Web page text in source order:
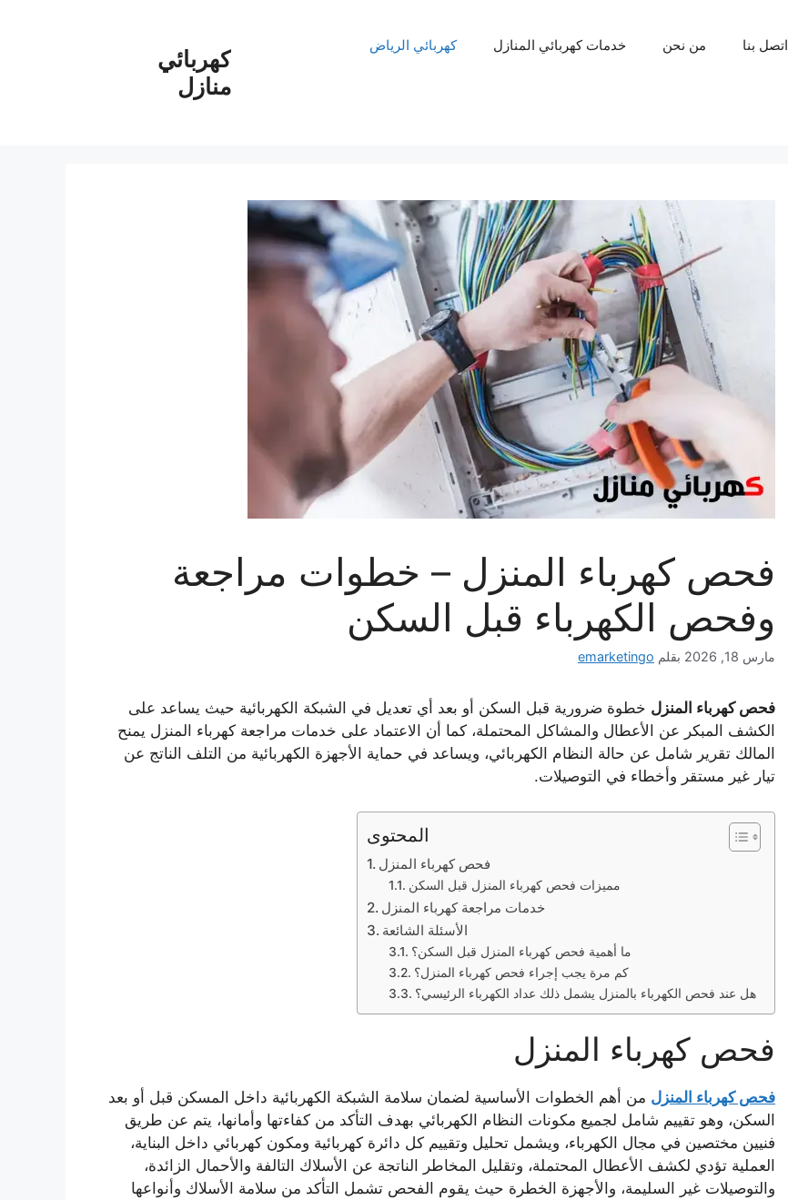
كهربائي
منازل
اتصل بنا من نحن خدمات كهربائي المنازل كهربائي الرياض
فحص كهرباء المنزل – خطوات مراجعة
وفحص الكهرباء قبل السكن
مارس 18, 2026 بقلم emarketingo
فحص كهرباء المنزل خطوة ضرورية قبل السكن أو بعد أي تعديل في الشبكة الكهربائية حيث يساعد على
الكشف المبكر عن الأعطال والمشاكل المحتملة، كما أن الاعتماد على خدمات مراجعة كهرباء المنزل يمنح
المالك تقرير شامل عن حالة النظام الكهربائي، ويساعد في حماية الأجهزة الكهربائية من التلف الناتج عن
تيار غير مستقر وأخطاء في التوصيلات.
المحتوى
فحص كهرباء المنزل
مميزات فحص كهرباء المنزل قبل السكن
خدمات مراجعة كهرباء المنزل
الأسئلة الشائعة
ما أهمية فحص كهرباء المنزل قبل السكن؟
كم مرة يجب إجراء فحص كهرباء المنزل؟
هل عند فحص الكهرباء بالمنزل يشمل ذلك عداد الكهرباء الرئيسي؟
فحص كهرباء المنزل
فحص كهرباء المنزل من أهم الخطوات الأساسية لضمان سلامة الشبكة الكهربائية داخل المسكن قبل أو بعد
السكن، وهو تقييم شامل لجميع مكونات النظام الكهربائي بهدف التأكد من كفاءتها وأمانها، يتم عن طريق
فنيين مختصين في مجال الكهرباء، ويشمل تحليل وتقييم كل دائرة كهربائية ومكون كهربائي داخل البناية،
العملية تؤدي لكشف الأعطال المحتملة، وتقليل المخاطر الناتجة عن الأسلاك التالفة والأحمال الزائدة،
والتوصيلات غير السليمة، والأجهزة الخطرة حيث يقوم الفحص تشمل التأكد من سلامة الأسلاك وأنواعها